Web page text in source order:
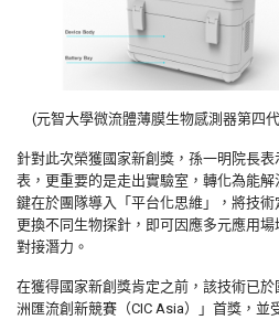
(元智大學微流體薄膜生物感測器第四
針對此次榮獲國家新創獎，孫一明院長表
表，更重要的是走出實驗室， 轉化為能解
鍵在於團隊導入「 平台化思維」，將技術
更換不同生物探針，即可因應多元應用場
對接潛力。
在獲得國家新創獎肯定之前，該技術已於
洲匯流創新競賽（CIC Asia）」首獎，並